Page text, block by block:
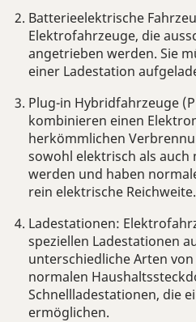
Batterieelektrische
Elektrofahrzeuge, die
angetrieben werden. Sie
einer Ladestation
Plug-in Hybridfahrzeuge
kombinieren einen
herkömmlichen
sowohl elektrisch als
werden und haben
rein elektrische Reichweite.
Ladestationen:
speziellen Ladestationen
unterschiedliche Arten
normalen
Schnellladestationen, die
ermöglichen.